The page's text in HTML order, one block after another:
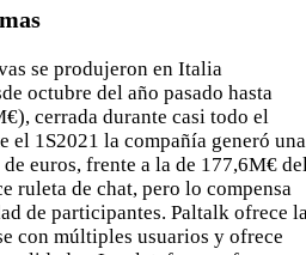
se produjeron en Italia
octubre del año pasado hasta
cerrada durante casi todo el
el 1S2021 la compañía generó una
euros, frente a la de 177,6M€
ruleta de chat, pero lo compensa
de participantes. Paltalk ofrece
con múltiples usuarios y ofrece